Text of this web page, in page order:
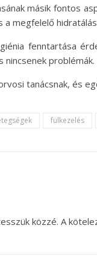
másik fontos
megfelelő
fenntartása
nincsenek problémák.
tanácsnak, és
fülkezelés
közzé. A